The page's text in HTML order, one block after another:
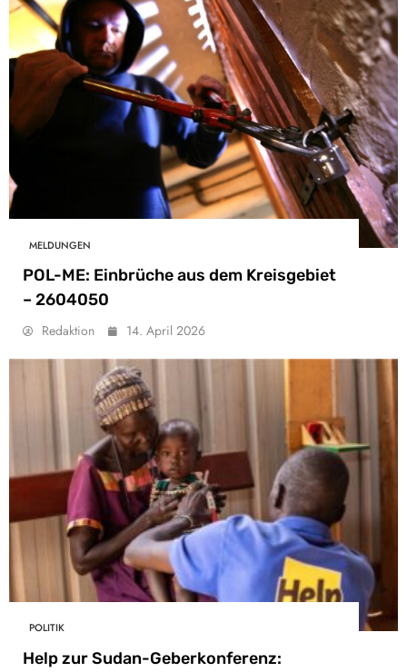
MELDUNGEN
POL-ME: Einbrüche aus dem Kreisgebiet
– 2604050
Redaktion 14. April 2026
POLITIK
Help zur Sudan-Geberkonferenz: